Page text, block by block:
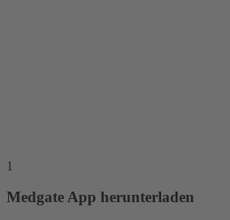
1
Medgate App herunterladen